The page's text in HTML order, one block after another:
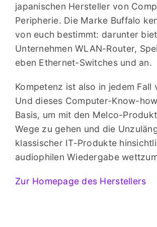
japanischen Hersteller von
Peripherie. Die Marke Buffalo
von euch bestimmt: darunter
Unternehmen WLAN-Router,
eben Ethernet-Switches und an.
Kompetenz ist also in jedem Fall
Und dieses Computer-Know-
Basis, um mit den Melco-
Wege zu gehen und die
klassischer IT-Produkte
audiophilen Wiedergabe
Zur Homepage des Herstellers